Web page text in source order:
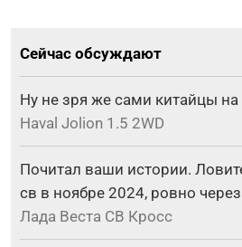
Сейчас обсуждают
Ну не зря же сами китайцы на
Haval Jolion 1.5 2WD
Почитал ваши истории.
св в ноябре 2024, ровно
Лада Веста СВ Кросс